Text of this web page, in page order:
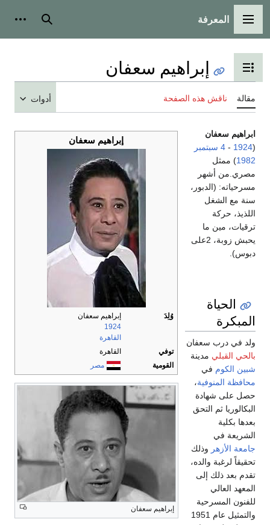
القائمة الرئيسية
المعرفة بحث
تبديل عرض جدول المحتويات
إبراهيم سعفان
مقالة ناقش هذه الصفحة أدوات
إبراهيم سعفان
وُلِدَ
إبراهيم سعفان
1924
القاهرة
توفي
القاهرة
القومية
مصر
ابراهيم سعفان
(
1924
- 4 سبتمبر
1982) ممثل
مصري.من أشهر
مسرحياته: (الدبور،
سنة مع الشغل
اللذيذ، حركة
ترقيات، مين ما
يحبش زوبة، 2على
دبوس).
الحياة
المبكرة
إبراهيم سعفان
ولد في درب سعفان
بالحي القبلي مدينة
شبين الكوم في
محافظة المنوفية،
حصل على شهادة
البكالوريا ثم التحق
بعدها بكلية
الشريعة في
جامعة الأزهر وذلك
تحقيقاً لرغبة والده،
تقدم بعد ذلك إلى
المعهد العالي
للفنون المسرحية
والتمثيل عام 1951